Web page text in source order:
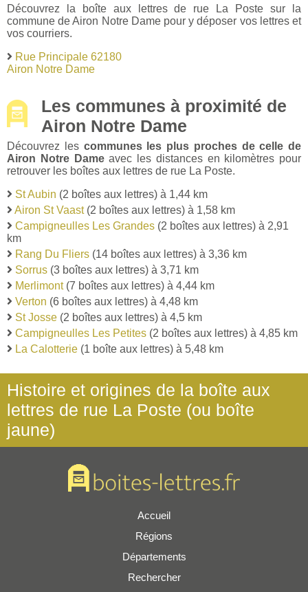
Découvrez la boîte aux lettres de rue La Poste sur la
commune de Airon Notre Dame pour y déposer vos lettres et
vos courriers.
Rue Principale 62180
Airon Notre Dame
Les communes à proximité de
Airon Notre Dame
Découvrez les communes les plus proches de celle de
Airon Notre Dameavec les distances en kilomètres pour
retrouver les boîtes aux lettres de rue La Poste.
St Aubin (2 boîtes aux lettres) à 1,44 km
Airon St Vaast(2 boîtes aux lettres) à 1,58 km
Campigneulles Les Grandes (2 boîtes aux lettres) à 2,91
km
Rang Du Fliers (14 boîtes aux lettres) à 3,36 km
Sorrus (3 boîtes aux lettres) à 3,71 km
Merlimont(7 boîtes aux lettres) à 4,44 km
Verton (6 boîtes aux lettres) à 4,48 km
St Josse (2 boîtes aux lettres) à 4,5 km
Campigneulles Les Petites (2 boîtes aux lettres) à 4,85 km
La Calotterie (1 boîte aux lettres) à 5,48 km
Histoire et origines de la boîte aux
lettres de rue La Poste (ou boîte
jaune)
Accueil
Régions
Départements
Rechercher